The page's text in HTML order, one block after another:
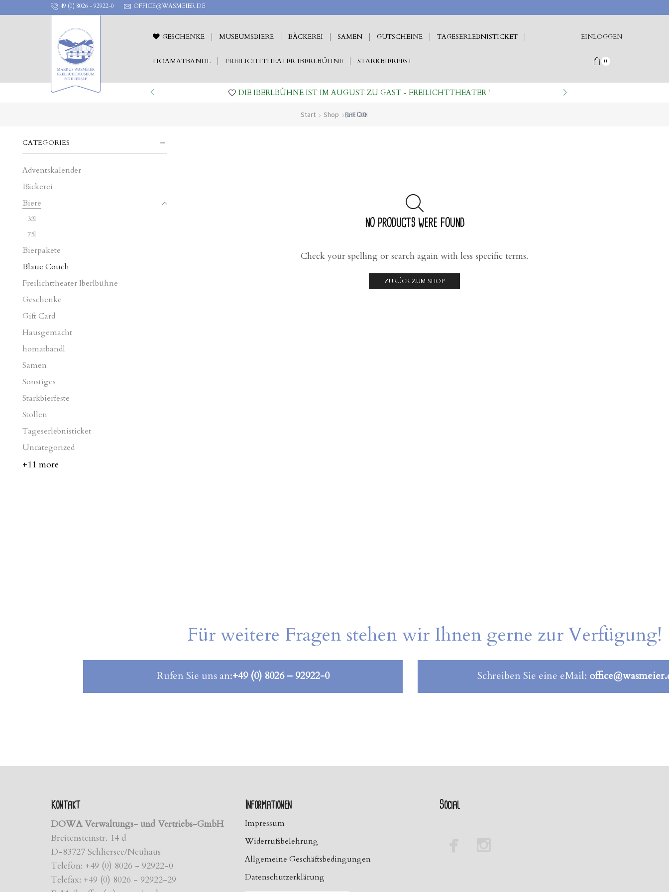
49 (0) 8026 - 92922-0 OFFICE@WASMEIER.DE
GESCHENKE MUSEUMSBIERE BÄCKEREI SAMEN GUTSCHEINE TAGESERLEBNISTICKET
HOAMATBANDL FREILICHTTHEATER IBERLBÜHNE STARKBIERFEST
EINLOGGEN
0
! DIE IBERLBÜHNE IST IM AUGUST ZU GAST - FREILICHTTHEATER !
Start Shop Blaue Couch
NO PRODUCTS WERE FOUND
Check your spelling or search again with less specific terms.
ZURÜCK ZUM SHOP
CATEGORIES
Adventskalender
Bäckerei
Biere
33l
75l
Bierpakete
Blaue Couch
Freilichttheater Iberlbühne
Geschenke
Gift Card
Hausgemacht
homatbandl
Samen
Sonstiges
Starkbierfeste
Stollen
Tageserlebnisticket
Uncategorized
+11 more
Für weitere Fragen stehen wir Ihnen gerne zur Verfügung!
Rufen Sie uns an:+49 (0) 8026 – 92922-0 Schreiben Sie eine eMail:
Kontakt
DOWA Verwaltungs- und Vertriebs-GmbH
Breitensteinstr. 14 d
D-83727 Schliersee/Neuhaus
Telefon: +49 (0) 8026 - 92922-0
Telefax: +49 (0) 8026 - 92922-29
Informationen
Impressum
Widerrufsbelehrung
Allgemeine Geschäftsbedingungen
Datenschutzerklärung
Social